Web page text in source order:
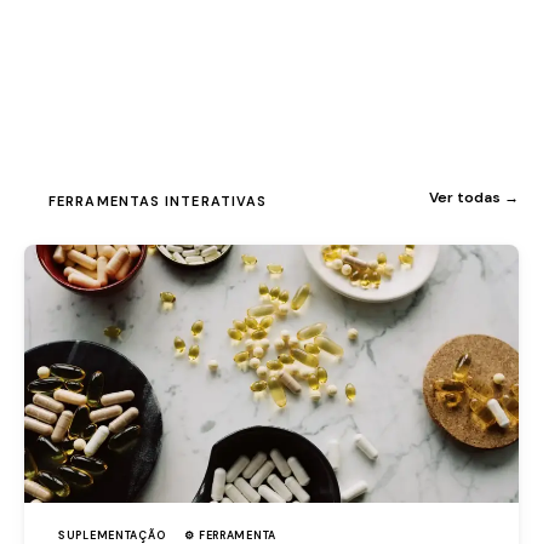
FERRAMENTAS INTERATIVAS Ver todas →
SUPLEMENTAÇÃO ⚙ FERRAMENTA